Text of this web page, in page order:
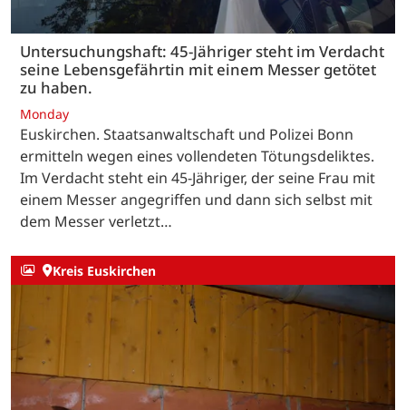
Untersuchungshaft: 45-Jähriger steht im Verdacht
seine Lebensgefährtin mit einem Messer getötet
zu haben.
Monday
Euskirchen. Staatsanwaltschaft und Polizei Bonn
ermitteln wegen eines vollendeten Tötungsdeliktes.
Im Verdacht steht ein 45-Jähriger, der seine Frau mit
einem Messer angegriffen und dann sich selbst mit
dem Messer verletzt…
Kreis Euskirchen